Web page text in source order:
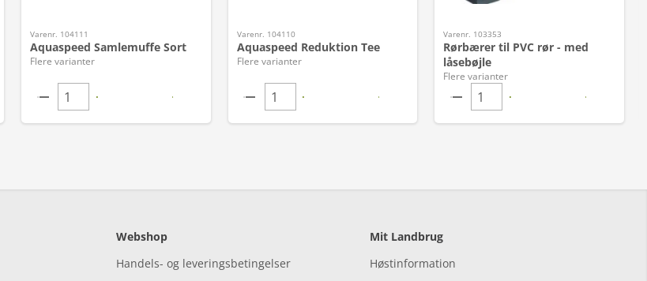
Varenr. 104111
Aquaspeed Samlemuffe Sort
Flere varianter
Varenr. 104110
Aquaspeed Reduktion Tee
Flere varianter
Varenr. 103353
Rørbærer til PVC rør - med
låsebøjle
Flere varianter
Webshop
Handels- og leveringsbetingelser
Mit Landbrug
Høstinformation